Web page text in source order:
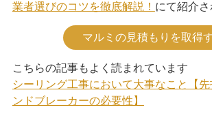
業者選びのコツを徹底解説！ にて紹介
マルミの見積もりを取得
こちらの記事もよく読まれています
シーリング工事において大事なこと【
ンドブレーカーの必要性】